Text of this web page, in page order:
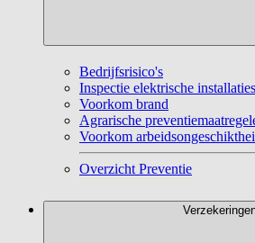
Bedrijfsrisico's
Inspectie elektrische installaties
Voorkom brand
Agrarische
Voorkom
Overzicht Preventie